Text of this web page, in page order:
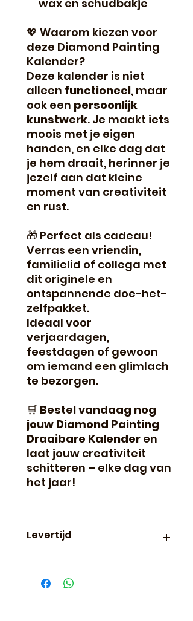
wax en schudbakje
💖 Waarom kiezen voor
deze Diamond Painting
Kalender?
Deze kalender is niet
alleen functioneel, maar
ook een persoonlijk
kunstwerk. Je maakt iets
moois met je eigen
handen, en elke dag dat
je hem draait, herinner je
jezelf aan dat kleine
moment van creativiteit
en rust.
🎁 Perfect als cadeau!
Verras een vriendin,
familielid of collega met
dit originele en
ontspannende doe-het-
zelfpakket.
Ideaal voor
verjaardagen,
feestdagen of gewoon
om iemand een glimlach
te bezorgen.
🛒 Bestel vandaag nog
jouw Diamond Painting
Draaibare Kalender en
laat jouw creativiteit
schitteren – elke dag van
het jaar!
Levertijd
vaak de volgende dag al in
huis!